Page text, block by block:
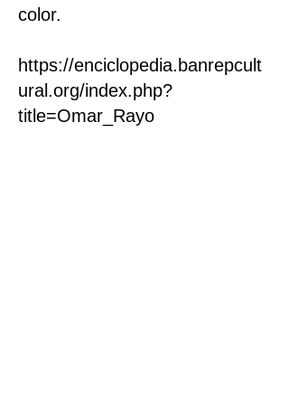
color.
https://enciclopedia.banrepcult
ural.org/index.php?
title=Omar_Rayo